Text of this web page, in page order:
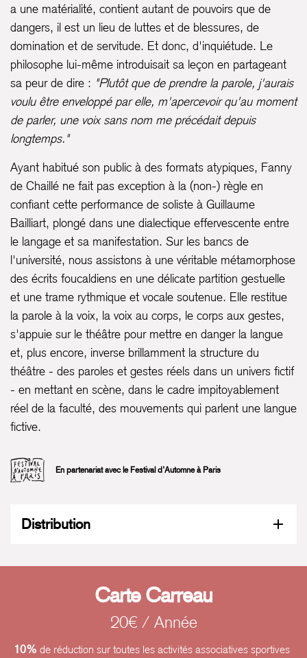
a une matérialité, contient autant de pouvoirs que de
dangers, il est un lieu de luttes et de blessures, de
domination et de servitude. Et donc, d'inquiétude. Le
philosophe lui-même introduisait sa leçon en partageant
sa peur de dire : "Plutôt que de prendre la parole, j'aurais
voulu être enveloppé par elle, m'apercevoir qu'au moment
de parler, une voix sans nom me précédait depuis
longtemps."
Ayant habitué son public à des formats atypiques, Fanny
de Chaillé ne fait pas exception à la (non-) règle en
confiant cette performance de soliste à Guillaume
Bailliart, plongé dans une dialectique effervescente entre
le langage et sa manifestation. Sur les bancs de
l'université, nous assistons à une véritable métamorphose
des écrits foucaldiens en une délicate partition gestuelle
et une trame rythmique et vocale soutenue. Elle restitue
la parole à la voix, la voix au corps, le corps aux gestes,
s'appuie sur le théâtre pour mettre en danger la langue
et, plus encore, inverse brillamment la structure du
théâtre - des paroles et gestes réels dans un univers fictif
- en mettant en scène, dans le cadre impitoyablement
réel de la faculté, des mouvements qui parlent une langue
fictive.
En partenariat avec le Festival d’Automne à Paris
Distribution
Carte Carreau
20€ / Année
10% de réduction sur toutes les activités associatives sportives